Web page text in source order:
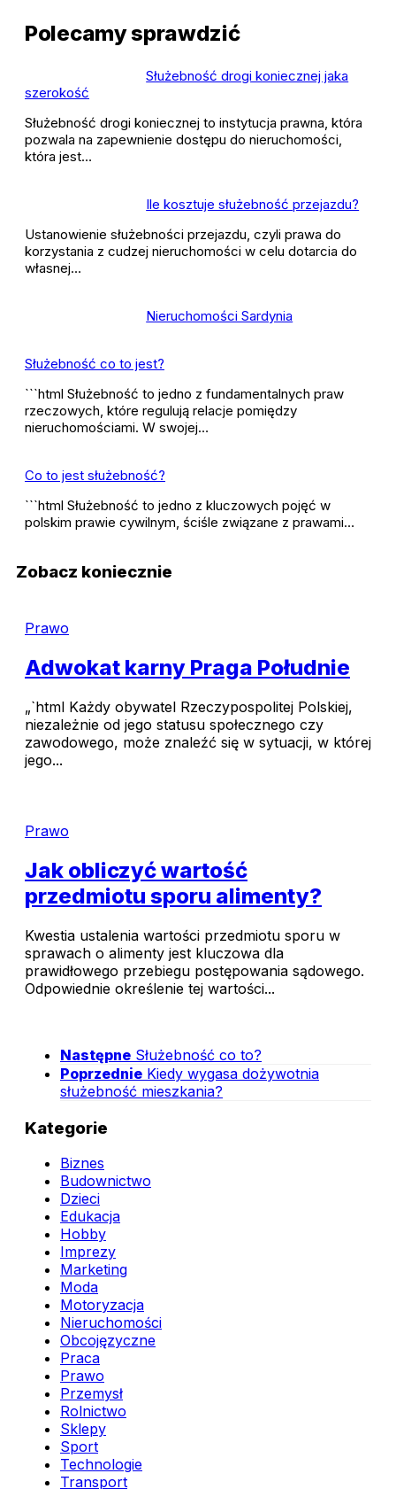
Polecamy sprawdzić
Służebność drogi koniecznej jaka
szerokość
Służebność drogi koniecznej to instytucja prawna, która
pozwala na zapewnienie dostępu do nieruchomości,
która jest…
Ile kosztuje służebność przejazdu?
Ustanowienie służebności przejazdu, czyli prawa do
korzystania z cudzej nieruchomości w celu dotarcia do
własnej…
Nieruchomości Sardynia
Służebność co to jest?
```html Służebność to jedno z fundamentalnych praw
rzeczowych, które regulują relacje pomiędzy
nieruchomościami. W swojej…
Co to jest służebność?
```html Służebność to jedno z kluczowych pojęć w
polskim prawie cywilnym, ściśle związane z prawami…
Zobacz koniecznie
Prawo
Adwokat karny Praga Południe
„`html Każdy obywatel Rzeczypospolitej Polskiej,
niezależnie od jego statusu społecznego czy
zawodowego, może znaleźć się w sytuacji, w której
jego...
Prawo
Jak obliczyć wartość
przedmiotu sporu alimenty?
Kwestia ustalenia wartości przedmiotu sporu w
sprawach o alimenty jest kluczowa dla
prawidłowego przebiegu postępowania sądowego.
Odpowiednie określenie tej wartości...
Następne Służebność co to?
Poprzednie Kiedy wygasa dożywotnia
służebność mieszkania?
Kategorie
Biznes
Budownictwo
Dzieci
Edukacja
Hobby
Imprezy
Marketing
Moda
Motoryzacja
Nieruchomości
Obcojęzyczne
Praca
Prawo
Przemysł
Rolnictwo
Sklepy
Sport
Technologie
Transport